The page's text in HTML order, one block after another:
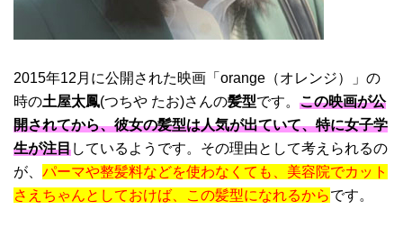
2015年12月に公開された映画「orange（オレンジ）」の
時の土屋太鳳(つちや たお)さんの髪型です。 この映画が公
開されてから、彼女の髪型は人気が出ていて、特に女子学
生が注目しているようです。その理由として考えられるの
が、 パーマや整髪料などを使わなくても、美容院でカット
さえちゃんとしておけば、この髪型になれるからです。